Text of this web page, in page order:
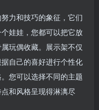
力和技巧的象征，它们
娃娃，您都可以把它放
玩偶收藏。展示架不仅
自己的喜好进行个性化
您可以选择不同的主题
和风格呈现得淋漓尽